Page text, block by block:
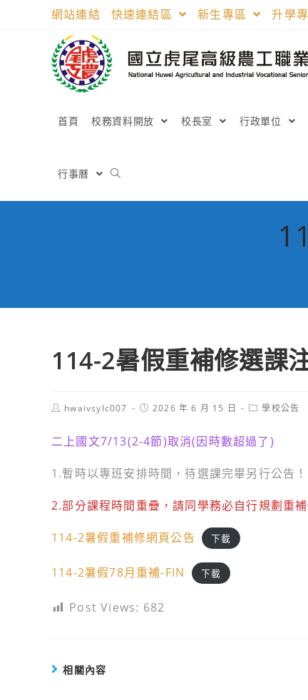
網站連結 快速連結區 新生專區 升學
首頁 校務資料開放 校長室 行政單位
行事曆
114-2暑假重補修選課
Posthwaivsylc007
Post2026 年 6 月 15 日
Post學校公告
二上國文7/13(2-4節)取消(因時數超過了)
1.暫時以專班安排時間，待選課完畢另行公告！
2.部分課程時間重疊，請同學務必自行規劃重
114-2暑假重補修網頁公告 下載
114-2暑假78月重補-FIN 下載
Post Views: 682
相關內容